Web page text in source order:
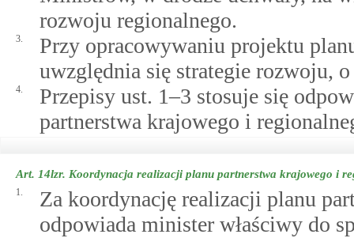
rozwoju regionalnego.
3.
Przy opracowywaniu projektu
uwzględnia się strategie rozwoju,
4.
Przepisy ust. 1–3 stosuje się
partnerstwa krajowego i
Art. 14lzr. Koordynacja realizacji planu partnerstwa krajowego i
1.
Za koordynację realizacji planu
odpowiada minister właściwy do